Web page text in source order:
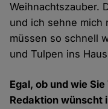
Weihnachtszauber.
und ich sehne mich
müssen so schnell
und Tulpen ins
Egal, ob und wie
Redaktion wünscht